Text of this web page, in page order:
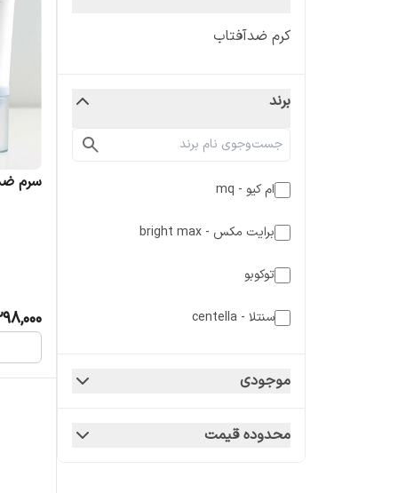
کرم ضدآفتاب
برند
ام کیو - mq
برایت مکس - bright max
توکوبو
سنتلا - centella
موجودی
محدوده قیمت
سرم